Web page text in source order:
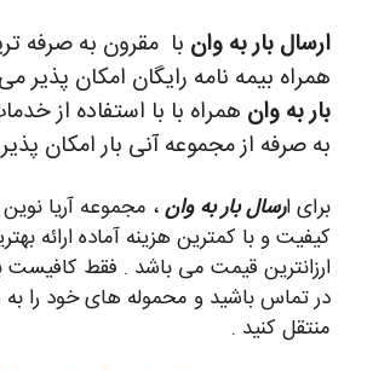
ارسال بار به وان با مقرون به صرفه
همراه بیمه نامه رایگان امکان پذیر
بار به وان همراه با با استفاده از
به صرفه از مجموعه آنی بار امکان
برای ارسال بار به وان، مجموعه آریا نوین
کیفیت و با کمترین هزینه آماده ارائه
ارزانترین قیمت می باشد . فقط کافیست
در تماس باشید و محموله های خود را
منتقل کنید .